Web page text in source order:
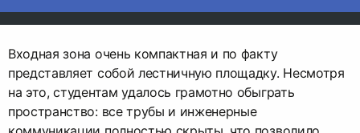
Входная зона очень компактная и по факту
представляет собой лестничную площадку. Несмотря
на это, студентам удалось грамотно обыграть
пространство: все трубы и инженерные